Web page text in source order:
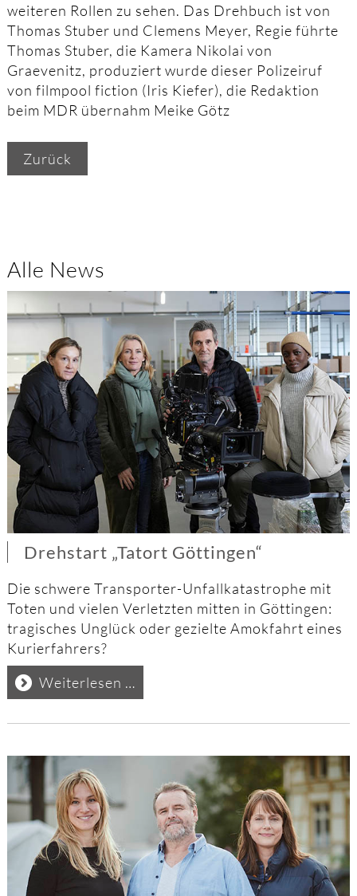
weiteren Rollen zu sehen. Das Drehbuch ist von
Thomas Stuber und Clemens Meyer, Regie führte
Thomas Stuber, die Kamera Nikolai von
Graevenitz, produziert wurde dieser Polizeiruf
von filmpool fiction (Iris Kiefer), die Redaktion
beim MDR übernahm Meike Götz
Zurück
Alle News
Drehstart „Tatort Göttingen“
Die schwere Transporter-Unfallkatastrophe mit
Toten und vielen Verletzten mitten in Göttingen:
tragisches Unglück oder gezielte Amokfahrt eines
Kurierfahrers?
Weiterlesen …
„Tatort
Göttingen“